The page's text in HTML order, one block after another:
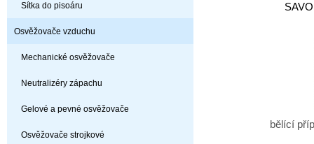
Sítka do pisoáru
Osvěžovače vzduchu
Mechanické osvěžovače
Neutralizéry zápachu
Gelové a pevné osvěžovače
Osvěžovače strojkové
bělící